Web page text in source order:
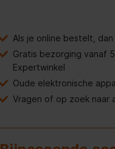
Als je online bestelt,
Gratis bezorging vanaf
Expertwinkel
Oude elektronische
Vragen of op zoek naar